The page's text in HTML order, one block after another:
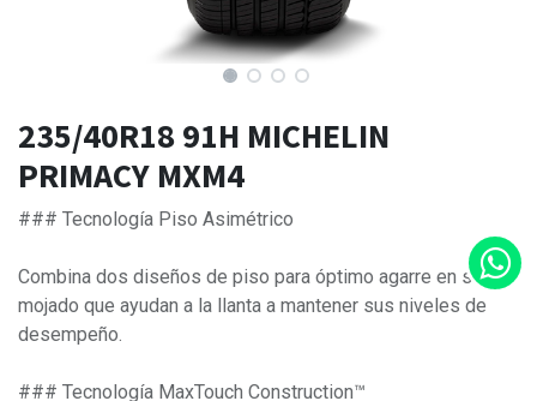
235/40R18 91H MICHELIN
PRIMACY MXM4
### Tecnología Piso Asimétrico
Combina dos diseños de piso para óptimo agarre en seco y
mojado que ayudan a la llanta a mantener sus niveles de
desempeño.
### Tecnología MaxTouch Construction™